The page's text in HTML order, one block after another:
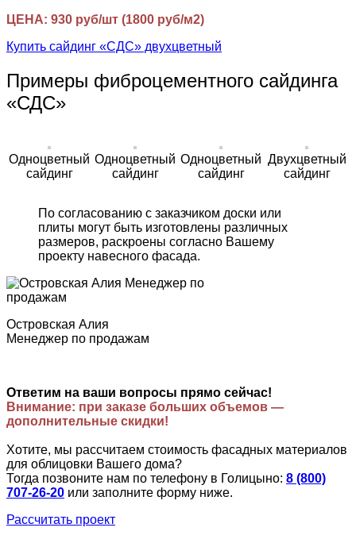
ЦЕНА: 930 руб/шт (1800 руб/м2)
Купить сайдинг «СДС» двухцветный
Примеры фиброцементного сайдинга
«СДС»
Одноцветный
сайдинг
Одноцветный
сайдинг
Одноцветный
сайдинг
Двухцветный
сайдинг
По согласованию с заказчиком доски или
плиты могут быть изготовлены различных
размеров, раскроены согласно Вашему
проекту навесного фасада.
Островская Алия
Менеджер по продажам
Ответим на ваши вопросы прямо сейчас!
Внимание: при заказе больших объемов —
дополнительные скидки!
Хотите, мы рассчитаем стоимость фасадных материалов
для облицовки Вашего дома?
Тогда позвоните нам по телефону в Голицыно: 8 (800)
707-26-20 или заполните форму ниже.
Рассчитать проект